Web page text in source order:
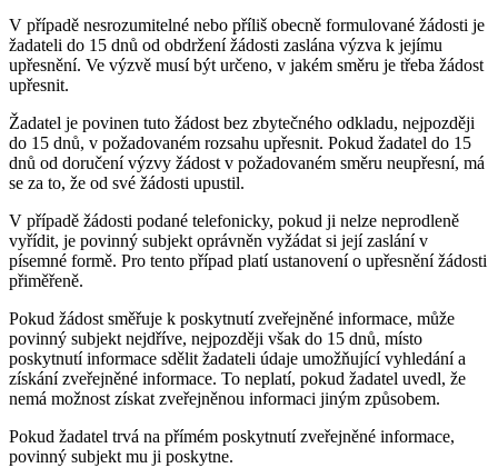
V případě nesrozumitelné nebo příliš obecně formulované žádosti je
žadateli do 15 dnů od obdržení žádosti zaslána výzva k jejímu
upřesnění. Ve výzvě musí být určeno, v jakém směru je třeba žádost
upřesnit.
Žadatel je povinen tuto žádost bez zbytečného odkladu, nejpozději
do 15 dnů, v požadovaném rozsahu upřesnit. Pokud žadatel do 15
dnů od doručení výzvy žádost v požadovaném směru neupřesní, má
se za to, že od své žádosti upustil.
V případě žádosti podané telefonicky, pokud ji nelze neprodleně
vyřídit, je povinný subjekt oprávněn vyžádat si její zaslání v
písemné formě. Pro tento případ platí ustanovení o upřesnění žádosti
přiměřeně.
Pokud žádost směřuje k poskytnutí zveřejněné informace, může
povinný subjekt nejdříve, nejpozději však do 15 dnů, místo
poskytnutí informace sdělit žadateli údaje umožňující vyhledání a
získání zveřejněné informace. To neplatí, pokud žadatel uvedl, že
nemá možnost získat zveřejněnou informaci jiným způsobem.
Pokud žadatel trvá na přímém poskytnutí zveřejněné informace,
povinný subjekt mu ji poskytne.